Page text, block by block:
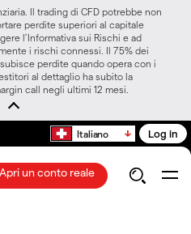
Il trading di CFD potrebbe non
perdite superiori al capitale
l’Informativa sui Rischi e ad
i rischi connessi. Il 75% dei
perdite quando opera con i
al dettaglio ha subito la
call negli ultimi 12 mesi.
Italiano Log in
Apri un conto reale